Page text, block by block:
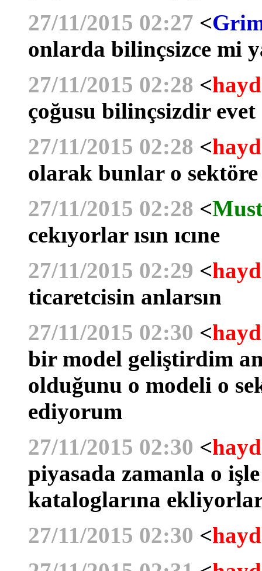
27/11/2015 02:27 <
onlarda bilinçsizce mi
27/11/2015 02:28 <
çoğusu bilinçsizdir evet
27/11/2015 02:28 <
olarak bunlar o
27/11/2015 02:28 <
cekıyorlar ısın ıcıne
27/11/2015 02:29 <
ticaretcisin anlarsın
27/11/2015 02:30 <
bir model geliştirdim
olduğunu o modeli o
ediyorum
27/11/2015 02:30 <
piyasada zamanla o
kataloglarına
27/11/2015 02:30 <